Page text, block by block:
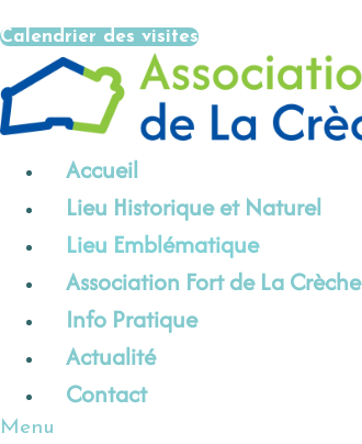
Aller
contenu
Calendrier des visites
Accueil
Lieu Historique et Naturel
Lieu Emblématique
Association Fort de La Crèche
Info Pratique
Actualité
Contact
Menu